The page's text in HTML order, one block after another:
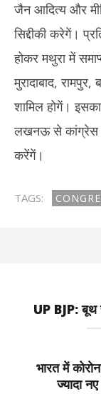
जैन आदित्य और
सिद्दीकी करेगें।
होकर मथुरा में
मुरादाबाद,
शामिल होगें।
लखनऊ से कांग्रेस के
करेंगें।
TAGS:
UP BJP: बूथ
भारत में
ज्यादा